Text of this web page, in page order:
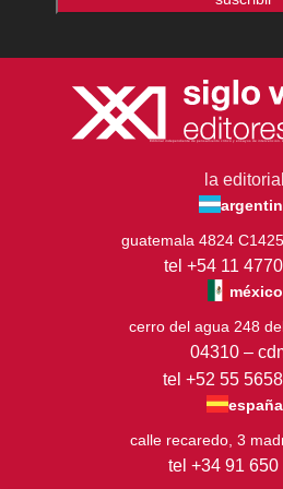
Editorial independiente de pensamiento crítico y ensayos de intervención.
la editorial
guatemala 4824
tel +54 11
méxico
cerro del agua 248
04310 –
tel +52 55
españa
calle recaredo, 3
tel +34 91 650